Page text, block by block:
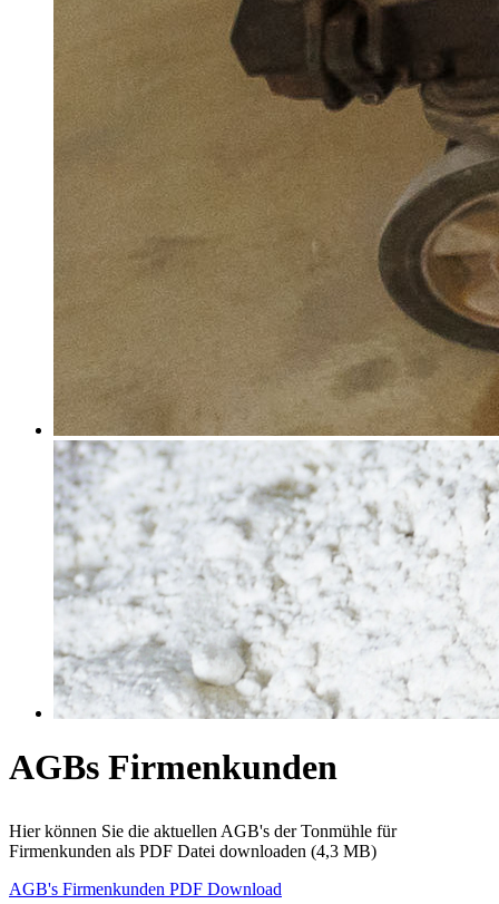
AGBs Firmenkunden
Hier können Sie die aktuellen AGB's der Tonmühle für
Firmenkunden als PDF Datei downloaden (4,3 MB)
AGB's Firmenkunden PDF Download